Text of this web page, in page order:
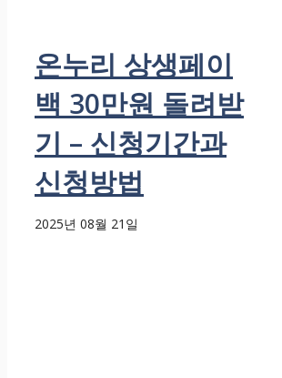
온누리 상생페이
백 30만원 돌려받
기 – 신청기간과
신청방법
2025년 08월 21일